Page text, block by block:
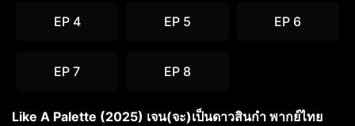
EP 4 EP 5 EP 6
EP 7 EP 8
Like A Palette (2025) เจน(จะ)เป็นดาวสินกำ พากย์ไทย